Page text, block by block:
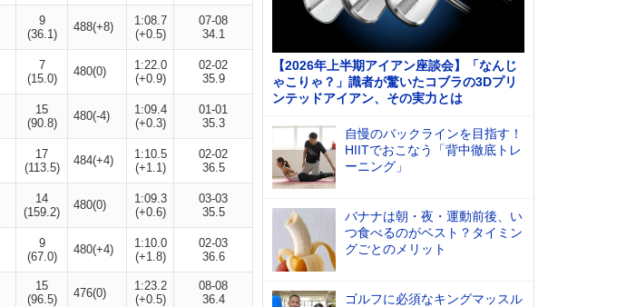
9
(36.1)
488(+8)
1:08.7
(+0.5)
07-08
34.1
7
(15.0)
480(0)
1:22.0
(+0.9)
02-02
35.9
15
(90.8)
480(-4)
1:09.4
(+0.3)
01-01
35.3
17
(113.5)
484(+4)
1:10.5
(+1.1)
02-02
36.5
14
(159.2)
480(0)
1:09.3
(+0.6)
03-03
35.5
9
(67.0)
480(+4)
1:10.0
(+1.8)
02-03
36.6
15
(96.5)
476(0)
1:23.2
(+0.5)
08-08
36.4
【2026年上半期アイアン座談会】「なんじ
ゃこりゃ？」識者が驚いたコブラの3Dプリ
ンテッドアイアン、その実力とは
自慢のバックラインを目指す！
HIITでおこなう「背中徹底トレ
ーニング」
バナナは朝・夜・運動前後、い
つ食べるのがベスト？タイミン
グごとのメリット
ゴルフに必須なキングマッスル